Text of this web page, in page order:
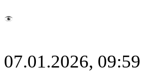
07.01.2026, 09:59